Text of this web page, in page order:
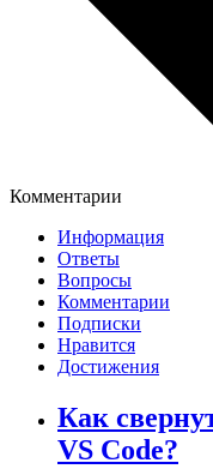
Комментарии
Информация
Ответы
Вопросы
Комментарии
Подписки
Нравится
Достижения
Как
VS Code?